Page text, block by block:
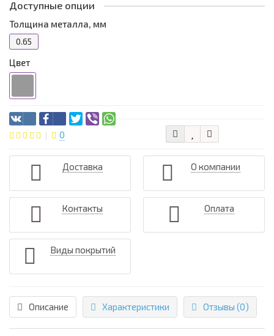
Доступные опции
Толщина металла, мм
0.65
Цвет
0
Доставка О компании
Контакты Оплата
Виды покрытий
Описание Характеристики Отзывы (0)